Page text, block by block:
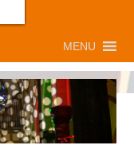
MENU